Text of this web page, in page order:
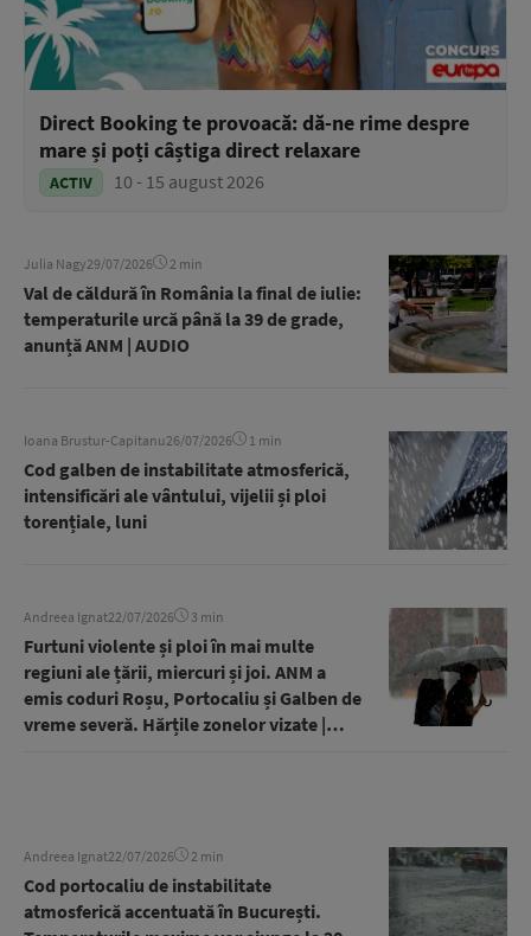
Direct Booking te provoacă: dă-ne rime despre
mare și poți câștiga direct relaxare
ACTIV 10 - 15 august 2026
Julia Nagy29/07/2026 2 min
Val de căldură în România la final de iulie:
temperaturile urcă până la 39 de grade,
anunță ANM | AUDIO
Ioana Brustur-Capitanu26/07/2026 1 min
Cod galben de instabilitate atmosferică,
intensificări ale vântului, vijelii și ploi
torențiale, luni
Andreea Ignat22/07/2026 3 min
Furtuni violente și ploi în mai multe
regiuni ale țării, miercuri și joi. ANM a
emis coduri Roșu, Portocaliu și Galben de
vreme severă. Hărțile zonelor vizate |
Andreea Ignat22/07/2026 2 min
Cod portocaliu de instabilitate
atmosferică accentuată în București.